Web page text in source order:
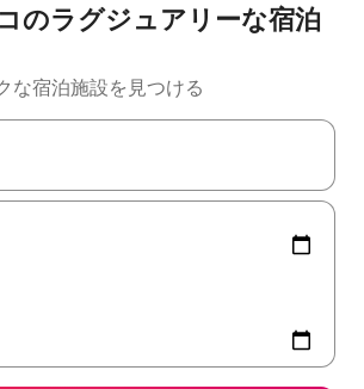
のラグジュアリーな宿泊
な宿泊施設を見つける
れたら、上下の矢印キーを使って移動するか